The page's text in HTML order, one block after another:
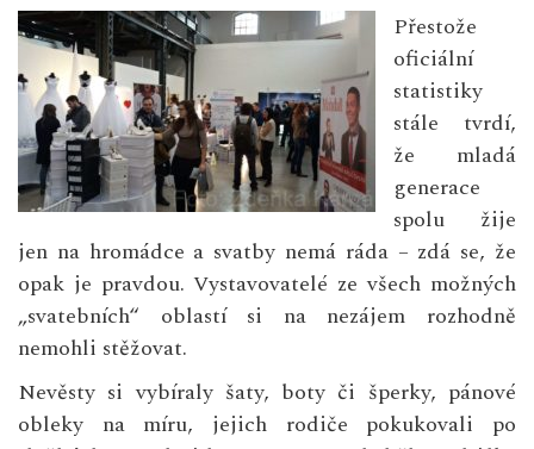
Přestože
oficiální
statistiky
stále tvrdí,
že mladá
generace
spolu žije
jen na hromádce a svatby nemá ráda – zdá se, že
opak je pravdou. Vystavovatelé ze všech možných
„svatebních“ oblastí si na nezájem rozhodně
nemohli stěžovat.
Nevěsty si vybíraly šaty, boty či šperky, pánové
obleky na míru, jejich rodiče pokukovali po